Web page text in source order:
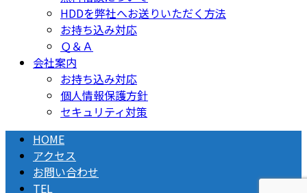
HDDを弊社へお送りいただく方法
お持ち込み対応
Ｑ＆Ａ
会社案内
お持ち込み対応
個人情報保護方針
セキュリティ対策
HOME
アクセス
お問い合わせ
TEL